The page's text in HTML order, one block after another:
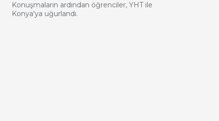
Konuşmaların ardından öğrenciler, YHT ile
Konya'ya uğurlandı.